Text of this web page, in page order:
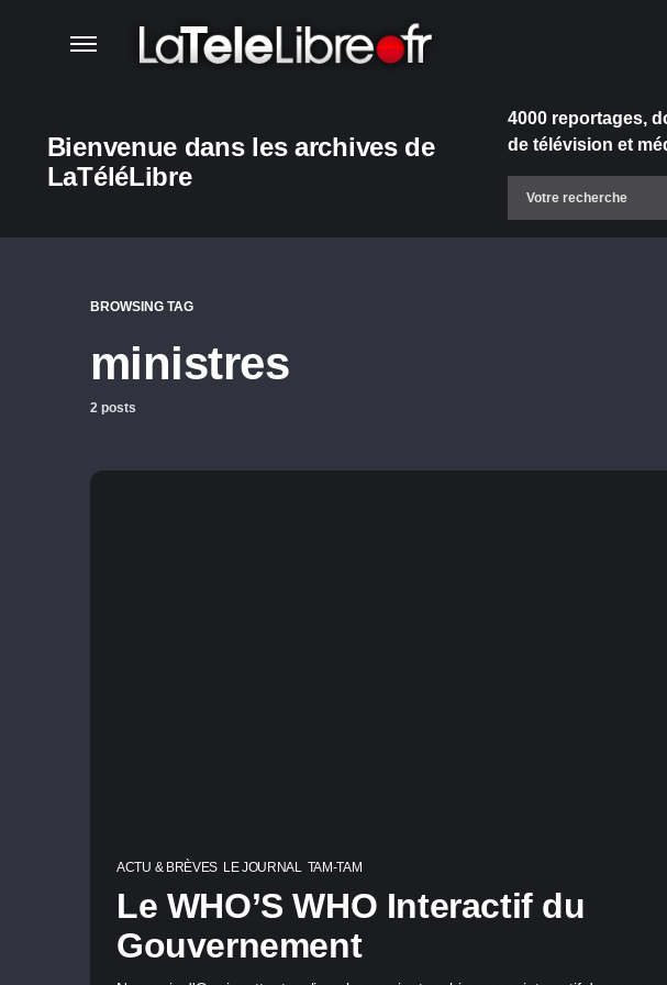
Bienvenue dans les archives de
LaTéléLibre
4000 reportages,
de télévision et
BROWSING TAG
ministres
2 posts
ACTU & BRÈVES LE JOURNAL TAM-TAM
Le WHO’S WHO Interactif du
Gouvernement